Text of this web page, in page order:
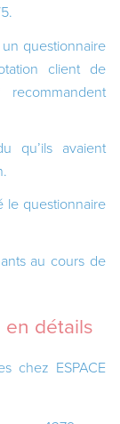
questionnaire
client de
qu’ils avaient
le questionnaire
au cours de
détails
chez ESPACE